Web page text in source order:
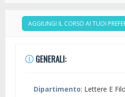
AGGIUNGI IL CORSO AI TUOI
GENERALI:
Dipartimento: Lettere E